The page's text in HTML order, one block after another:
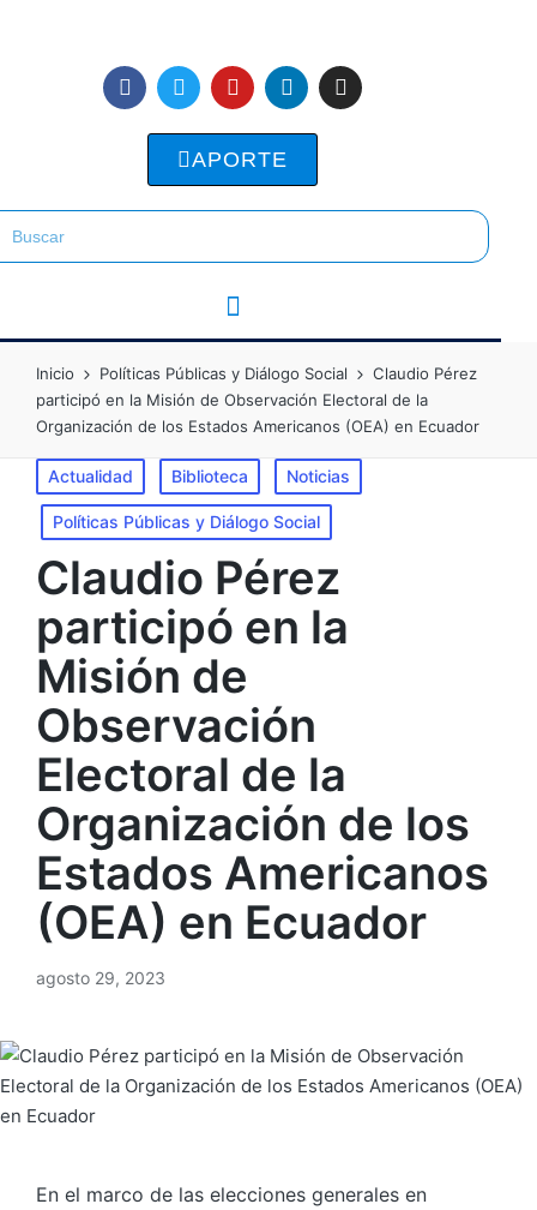
APORTE
Inicio Políticas Públicas y Diálogo Social
Claudio Pérez
participó en la Misión de Observación Electoral de la
Organización de los Estados Americanos (OEA) en Ecuador
Actualidad Biblioteca Noticias
Políticas Públicas y Diálogo Social
Claudio Pérez
participó en la
Misión de
Observación
Electoral de la
Organización de los
Estados Americanos
(OEA) en Ecuador
agosto 29, 2023
En el marco de las elecciones generales en